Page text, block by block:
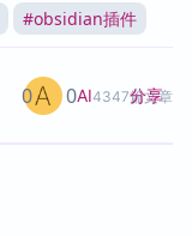
#obsidian插件
AI4347篇文章
0 0 分享